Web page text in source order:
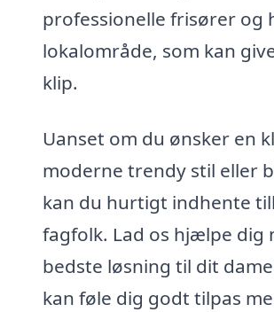
professionelle frisører og
lokalområde, som kan
klip.
Uanset om du ønsker en
moderne trendy stil eller
kan du hurtigt indhente
fagfolk. Lad os hjælpe dig
bedste løsning til dit
kan føle dig godt tilpas